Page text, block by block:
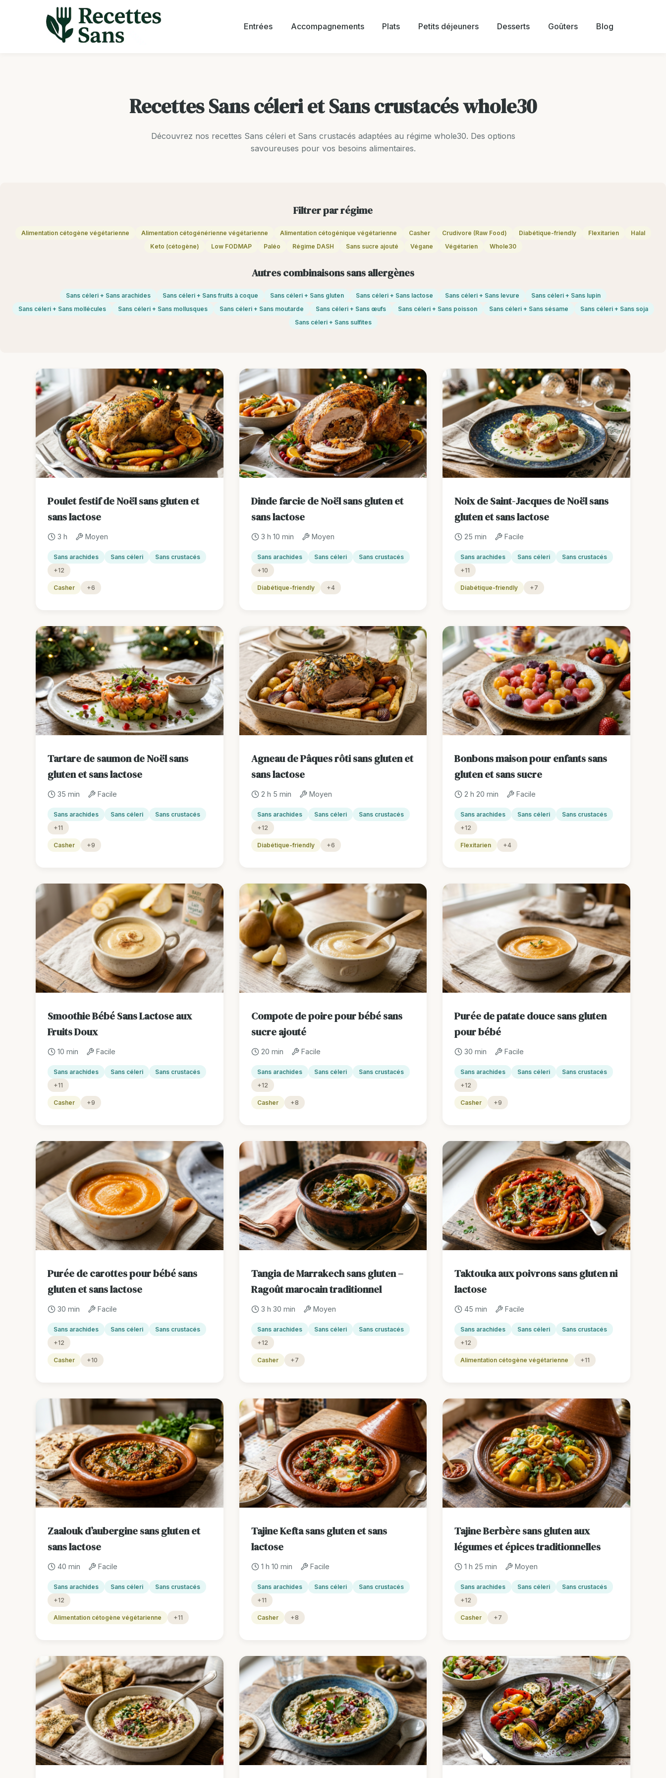
Entrées Accompagnements Plats Petits déjeuners Desserts Goûters Blog
Recettes Sans céleri et Sans crustacés whole30
Découvrez nos recettes Sans céleri et Sans crustacés adaptées au régime whole30. Des options
savoureuses pour vos besoins alimentaires.
Filtrer par régime
Alimentation cétogène végétarienne Alimentation cétogénérienne végétarienne Alimentation cétogénique végétarienne Casher Crudivore (Raw Food) Diabétique-friendly Flexitarien
Halal
Keto (cétogène)
Low FODMAP Paléo Régime DASH Sans sucre ajouté Végane Végétarien Whole30
Autres combinaisons sans allergènes
Sans céleri + Sans arachides Sans céleri + Sans fruits à coque Sans céleri + Sans gluten Sans céleri + Sans lactose Sans céleri + Sans levure
Sans céleri + Sans lupin
Sans céleri + Sans mollécules
Sans céleri + Sans mollusques Sans céleri + Sans moutarde Sans céleri + Sans œufs Sans céleri + Sans poisson Sans céleri + Sans sésame
Sans céleri + Sans soja
Sans céleri + Sans sulfites
Poulet festif de Noël sans gluten et
sans lactose
3 h Moyen
Sans arachides Sans céleri
Sans crustacés
+12
Casher +6
Dinde farcie de Noël sans gluten et
sans lactose
3 h 10 min Moyen
Sans arachides Sans céleri
Sans crustacés
+10
Diabétique-friendly +4
Noix de Saint-Jacques de Noël sans
gluten et sans lactose
25 min Facile
Sans arachides Sans céleri
Sans crustacés
+11
Diabétique-friendly +7
Tartare de saumon de Noël sans
gluten et sans lactose
35 min Facile
Sans arachides Sans céleri
Sans crustacés
+11
Casher +9
Agneau de Pâques rôti sans gluten et
sans lactose
2 h 5 min Moyen
Sans arachides Sans céleri
Sans crustacés
+12
Diabétique-friendly +6
Bonbons maison pour enfants sans
gluten et sans sucre
2 h 20 min Facile
Sans arachides Sans céleri
Sans crustacés
+12
Flexitarien +4
Smoothie Bébé Sans Lactose aux
Fruits Doux
10 min Facile
Sans arachides Sans céleri
Sans crustacés
+11
Casher +9
Compote de poire pour bébé sans
sucre ajouté
20 min Facile
Sans arachides Sans céleri
Sans crustacés
+12
Casher +8
Purée de patate douce sans gluten
pour bébé
30 min Facile
Sans arachides Sans céleri
Sans crustacés
+12
Casher +9
Purée de carottes pour bébé sans
gluten et sans lactose
30 min Facile
Sans arachides Sans céleri
Sans crustacés
+12
Casher +10
Tangia de Marrakech sans gluten –
Ragoût marocain traditionnel
3 h 30 min Moyen
Sans arachides Sans céleri
Sans crustacés
+12
Casher +7
Taktouka aux poivrons sans gluten ni
lactose
45 min Facile
Sans arachides Sans céleri
Sans crustacés
+12
Alimentation cétogène végétarienne +11
Zaalouk d’aubergine sans gluten et
sans lactose
40 min Facile
Sans arachides Sans céleri
Sans crustacés
+12
Alimentation cétogène végétarienne +11
Tajine Kefta sans gluten et sans
lactose
1 h 10 min Facile
Sans arachides Sans céleri
Sans crustacés
+11
Casher +8
Tajine Berbère sans gluten aux
légumes et épices traditionnelles
1 h 25 min Moyen
Sans arachides Sans céleri
Sans crustacés
+12
Casher +7